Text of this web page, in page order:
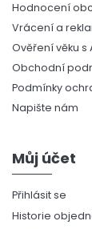
Hodnocení
Vrácení a
Ověření věku s
Obchodní
Podmínky
Napište nám
Můj účet
Přihlásit se
Historie